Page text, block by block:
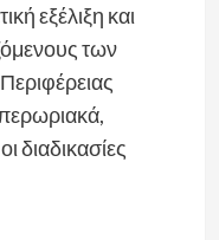
εξέλιξη και
των
διαδικασίες